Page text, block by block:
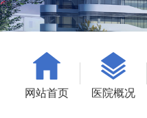
网站首页 医院概况